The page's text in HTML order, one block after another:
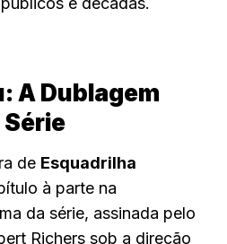
A Dublagem
Série
de Esquadrilha
à parte na
da série, assinada pelo
Richers sob a direção